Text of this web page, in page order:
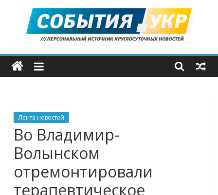
content
События.укр
—
важные
новости
со
Лента новостей
Во Владимир-
Волынском
отремонтировали
терапевтическое